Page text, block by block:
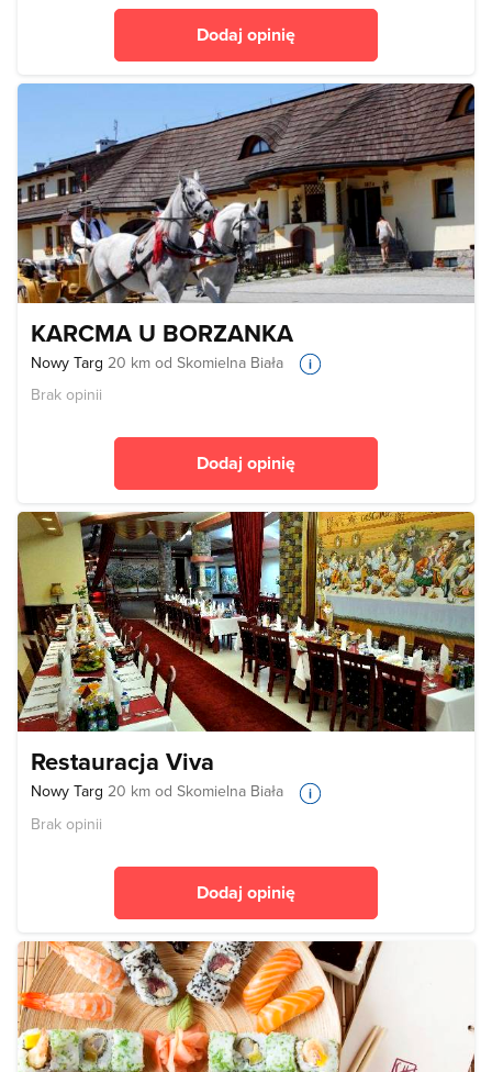
Dodaj opinię
KARCMA U BORZANKA
Nowy Targ 20 km od Skomielna Biała
Brak opinii
Dodaj opinię
Restauracja Viva
Nowy Targ 20 km od Skomielna Biała
Brak opinii
Dodaj opinię